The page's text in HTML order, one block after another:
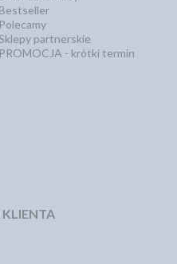
Bestseller
Polecamy
partnerskie
PROMOCJA - krótki termin
KLIENTA